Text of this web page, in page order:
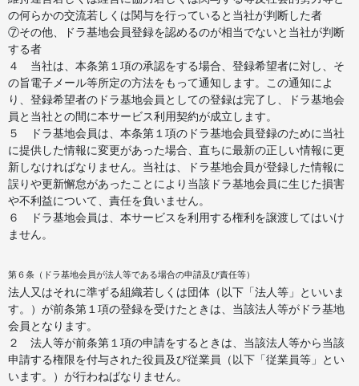
の何らかの交流若しくは関与を行っていると当社が判断した者
⑦その他、ドラ基地会員登録を認めるのが相当でないと当社が判断
する者
４ 当社は、本条第１項の承認をする場合、登録希望者に対し、そ
の旨電子メール等所定の方法をもって通知します。この通知によ
り、登録希望者のドラ基地会員としての登録は完了し、ドラ基地会
員と当社との間に本サービス利用契約が成立します。
５ ドラ基地会員は、本条第１項のドラ基地会員登録のために当社
に提供した情報に変更があった場合、直ちに最新の正しい情報に更
新しなければなりません。当社は、ドラ基地会員が登録した情報に
誤りや更新懈怠があったことにより当該ドラ基地会員に生じた損害
や不利益について、責任を負いません。
６ ドラ基地会員は、本サービスを利用する権利を譲渡してはいけ
ません。
第６条（ドラ基地会員が法人等である場合の申請及び責任等）
法人又はそれに準ずる組織若しくは団体（以下「法人等」といいま
す。）が前条第１項の登録を受けたときは、当該法人等がドラ基地
会員となります。
２ 法人等が前条第１項の申請をするときは、当該法人等から当該
申請する権限を付与された役員及び従業員（以下「従業員等」とい
います。）が行わねばなりません。